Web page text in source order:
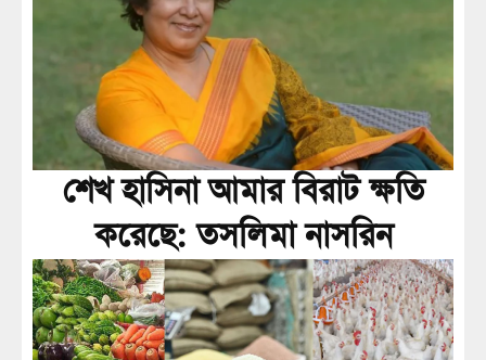
শেখ হাসিনা আমার বিরাট ক্ষতি
করেছে: তসলিমা নাসরিন